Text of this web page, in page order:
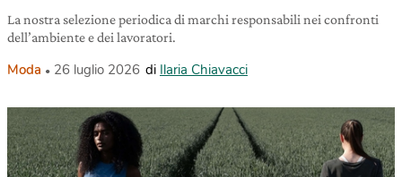
La nostra selezione periodica di marchi responsabili nei confronti
dell’ambiente e dei lavoratori.
Moda 26 luglio 2026 di Ilaria Chiavacci